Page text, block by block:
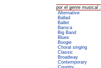
por el genre musical :
Alternative
Ballad
Ballet
Baroca
Big Band
Blues
Boogie
Choral singing
Classic
Broadway
Contemporary
Country